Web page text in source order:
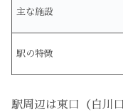
主な施設
駅の特徴
駅周辺は東口（白川